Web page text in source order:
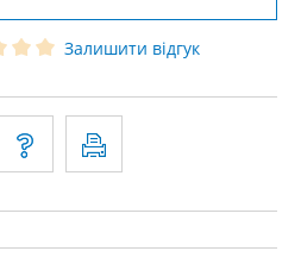
Залишити відгук